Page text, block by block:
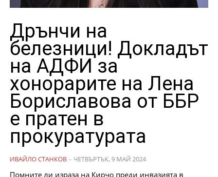
Дрънчи на
белезници! Докладът
на АДФИ за
хонорарите на Лена
Бориславова от ББР
е пратен в
прокуратурата
ИВАЙЛО СТАНКОВ - ЧЕТВЪРТЪК, 9 МАЙ 2024
Помните ли израза на Кирчо преди инвазията в